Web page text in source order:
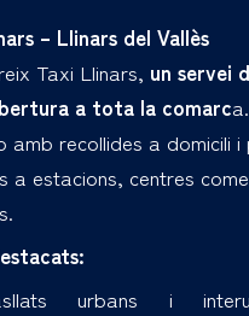
– Llinars del Vallès
Taxi Llinars, un servei
a tota la comarc
amb recollides a domicili
a estacions, centres
urbans i